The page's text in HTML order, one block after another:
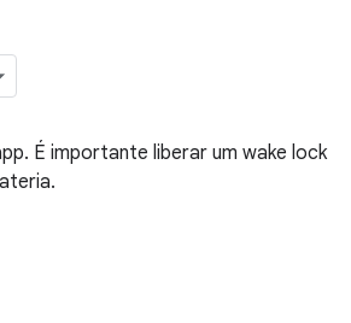
É importante liberar um wake lock